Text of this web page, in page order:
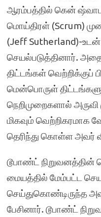
ஆரம்பத்தில் கென்
மொய்திரள் (Scrum)
(Jeff Sutherland)-உடன்
செயல்படுத்தினார்.
திட்டங்கள் வெற்றிக்குப்
மென்பொருள்
நெறிமுறைகளால்
மிகவும் வெற்றிகரமாக
தெரிந்து கொள்ள அவர்
டூபாண்ட் நிறுவனத்தின்
மையத்தில் மேம்பட்ட
செய்துகொண்டிருந்த
பேசினார். டூபாண்ட்